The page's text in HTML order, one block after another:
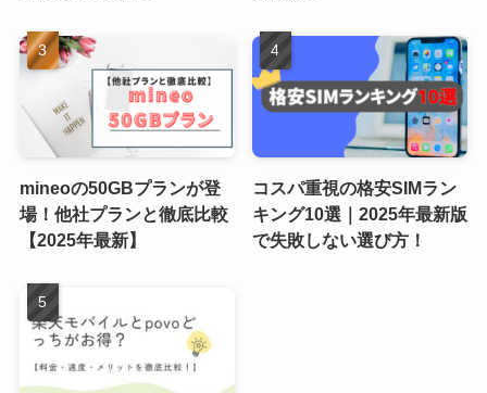
mineoの50GBプランが登
場！他社プランと徹底比較
【2025年最新】
コスパ重視の格安SIMラン
キング10選｜2025年最新版
で失敗しない選び方！